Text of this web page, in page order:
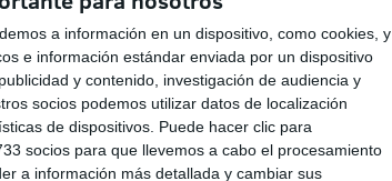
a información en un dispositivo, como cookies, y
e información estándar enviada por un dispositivo
y contenido, investigación de audiencia y
socios podemos utilizar datos de localización
de dispositivos. Puede hacer clic para
socios para que llevemos a cabo el procesamiento
a información más detallada y cambiar sus
de Granada en